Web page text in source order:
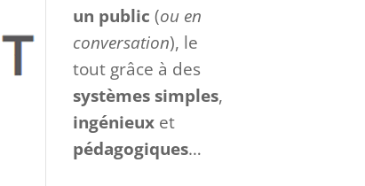
un public (ou en
conversation), le
tout grâce à des
systèmes simples,
ingénieux et
pédagogiques…